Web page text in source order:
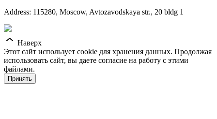
Address: 115280, Moscow, Avtozavodskaya str., 20 bldg 1
Наверх
Этот сайт использует cookie для хранения данных. Продолжая
использовать сайт, вы даете согласие на работу с этими
файлами.
Принять